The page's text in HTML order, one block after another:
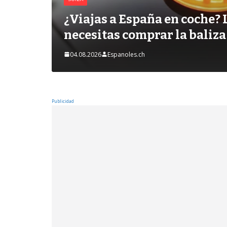
¿Viajas a España en coche?
necesitas comprar la baliza
04.08.2026 Espanoles.ch
Publicidad